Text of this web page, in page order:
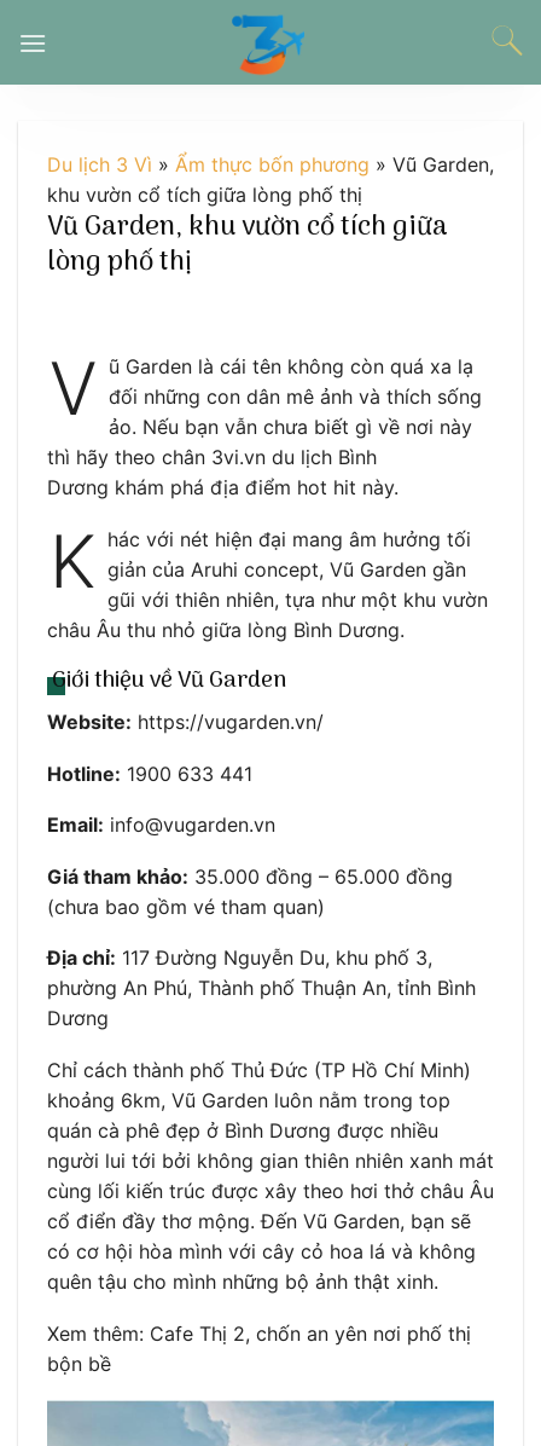
đến
Du lịch 3 Vì » Ẩm thực bốn phương » Vũ Garden,
khu vườn cổ tích giữa lòng phố thị
Vũ Garden, khu vườn cổ tích giữa
lòng phố thị
V ũ Garden là cái tên không còn quá xa lạ
đối những con dân mê ảnh và thích sống
ảo. Nếu bạn vẫn chưa biết gì về nơi này
thì hãy theo chân 3vi.vn du lịch Bình
Dương khám phá địa điểm hot hit này.
K hác với nét hiện đại mang âm hưởng tối
giản của Aruhi concept, Vũ Garden gần
gũi với thiên nhiên, tựa như một khu vườn
châu Âu thu nhỏ giữa lòng Bình Dương.
Giới thiệu về Vũ Garden
Website: https://vugarden.vn/
Hotline: 1900 633 441
Email: info@vugarden.vn
Giá tham khảo: 35.000 đồng – 65.000 đồng
(chưa bao gồm vé tham quan)
Địa chỉ: 117 Đường Nguyễn Du, khu phố 3,
phường An Phú, Thành phố Thuận An, tỉnh Bình
Dương
Chỉ cách thành phố Thủ Đức (TP Hồ Chí Minh)
khoảng 6km, Vũ Garden luôn nằm trong top
quán cà phê đẹp ở Bình Dương được nhiều
người lui tới bởi không gian thiên nhiên xanh mát
cùng lối kiến trúc được xây theo hơi thở châu Âu
cổ điển đầy thơ mộng. Đến Vũ Garden, bạn sẽ
có cơ hội hòa mình với cây cỏ hoa lá và không
quên tậu cho mình những bộ ảnh thật xinh.
Xem thêm: Cafe Thị 2, chốn an yên nơi phố thị
bộn bề